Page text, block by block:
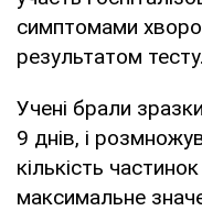
симптомами
результатом тесту.
Учені брали
9 днів, і
кількість
максимальне